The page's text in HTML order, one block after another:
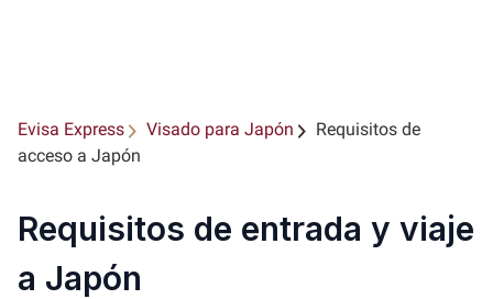
Evisa Express Visado para Japón
Requisitos de
acceso a Japón
Requisitos de entrada y viaje
a Japón